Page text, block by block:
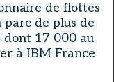
de flottes
de plus de
dont 17 000 au
à IBM France